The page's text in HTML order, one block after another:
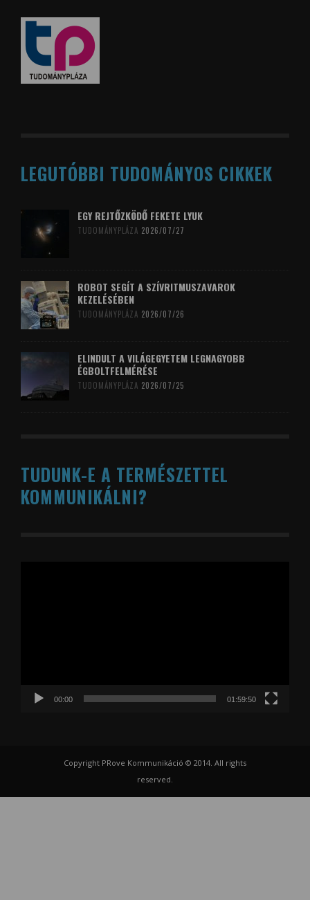
LEGUTÓBBI TUDOMÁNYOS CIKKEK
EGY REJTŐZKÖDŐ FEKETE LYUK
TUDOMÁNYPLÁZA 2026/07/27
ROBOT SEGÍT A SZÍVRITMUSZAVAROK
KEZELÉSÉBEN
TUDOMÁNYPLÁZA 2026/07/26
ELINDULT A VILÁGEGYETEM LEGNAGYOBB
ÉGBOLTFELMÉRÉSE
TUDOMÁNYPLÁZA 2026/07/25
TUDUNK-E A TERMÉSZETTEL
KOMMUNIKÁLNI?
00:00 01:59:50
Copyright PRove Kommunikáció © 2014. All rights
reserved.